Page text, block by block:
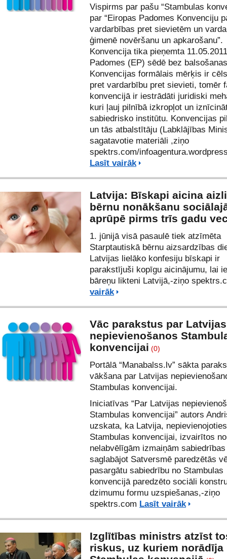
Vispirms par pašu “Stambulas
par “Eiropas Padomes Konvenciju
vardarbības pret sievietēm un
ģimenē novēršanu un apkarošanu”.
Konvencija tika pieņemta
Padomes (EP) sēdē bez
Konvencijas formālais mērķis ir
pret vardarbību pret sievieti, tomēr
konvencijā ir iestrādāti juridiski
kuri ļauj pilnībā izkropļot un
sabiedrisko institūtu. Konvencijas
un tās atbalstītāju (Labklājības
sagatavotie materiāli ,ziņo
spektrs.com/
Lasīt vairāk
Latvija: Bīskapi aicina
bērnu nonākšanu
aprūpē pirms trīs gadu
1. jūnijā visā pasaulē tiek atzīmēta
Starptautiskā bērnu aizsardzības
Latvijas lielāko konfesiju bīskapi ir
parakstījuši kopīgu aicinājumu, lai
bāreņu likteni Latvijā,-ziņo
vairāk
Vāc parakstus par Latvijas
nepievienošanos
konvencijai (0)
Portālā “Manabalss.lv” sākta
vākšana par Latvijas
Stambulas konvencijai.
Iniciatīvas “Par Latvijas
Stambulas konvencijai” autors
uzskata, ka Latvija, nepievienojoties
Stambulas konvencijai, izvairītos no
nelabvēlīgām izmaiņām
saglabājot Satversmē paredzētās
pasargātu sabiedrību no Stambulas
konvencijā paredzēto sociāli
dzimumu formu uzspiešanas,-ziņo
spektrs.com Lasīt vairāk
Izglītības ministrs atzīst
riskus, uz kuriem norādīja